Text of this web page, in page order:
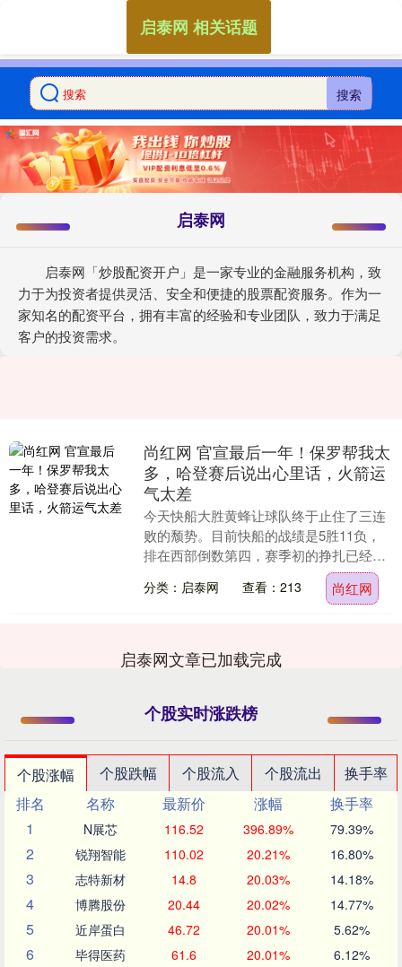
搜索
启泰网
启泰网「炒股配资开户」是一家专业的金融服务机构，致
力于为投资者提供灵活、安全和便捷的股票配资服务。作为一
家知名的配资平台，拥有丰富的经验和专业团队，致力于满足
客户的投资需求。
启泰网 相关话题
尚红网 官宣最后一年！保罗帮我太
多，哈登赛后说出心里话，火箭运
气太差
今天快船大胜黄蜂让球队终于止住了三连
败的颓势。目前快船的战绩是5胜11负，
排在西部倒数第四，赛季初的挣扎已经让
外界对这支“夕阳红”军团的耐心几近耗
尽。但在这场久....
分类：启泰网 查看：213 尚红网
启泰网文章已加载完成
个股实时涨跌榜
个股涨幅 个股跌幅 个股流入 个股流出
换手率
排名
名称 最新价 涨幅
换手率
1
N展芯 116.52 396.89% 79.39%
2 锐翔智能 110.02 20.21% 16.80%
3 志特新材 14.8 20.03% 14.18%
4 博腾股份 20.44 20.02% 14.77%
5 近岸蛋白 46.72 20.01% 5.62%
6 毕得医药 61.6 20.01% 6.12%